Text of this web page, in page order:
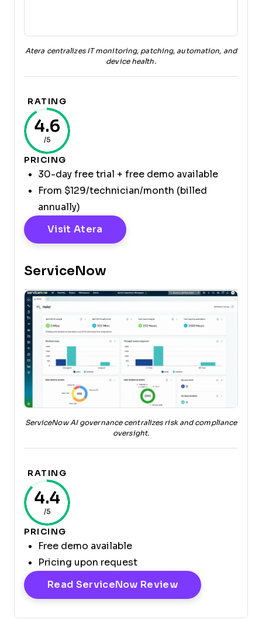
Atera centralizes IT monitoring, patching, automation, and
device health.
RATING
4.6
/5
PRICING
30-day free trial + free demo available
From $129/technician/month (billed
annually)
Visit Atera Opens New Window
ServiceNow
ServiceNow AI governance centralizes risk and compliance
oversight.
RATING
4.4
/5
PRICING
Free demo available
Pricing upon request
Read ServiceNow ReviewOpens New